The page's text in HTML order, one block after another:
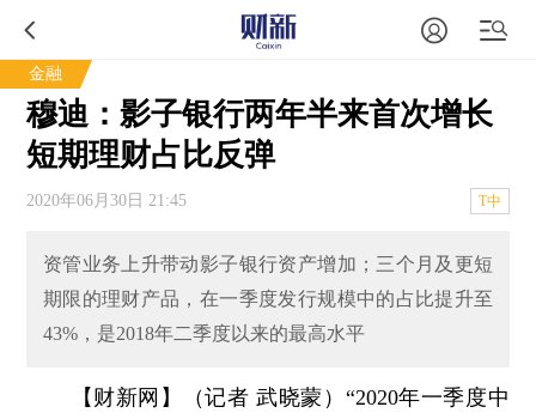
金融
穆迪：影子银行两年半来首次增长
短期理财占比反弹
2020年06月30日 21:45 T中
资管业务上升带动影子银行资产增加；三个月及更短
期限的理财产品，在一季度发行规模中的占比提升至
43%，是2018年二季度以来的最高水平
【财新网】（记者 武晓蒙） “2020年一季度中